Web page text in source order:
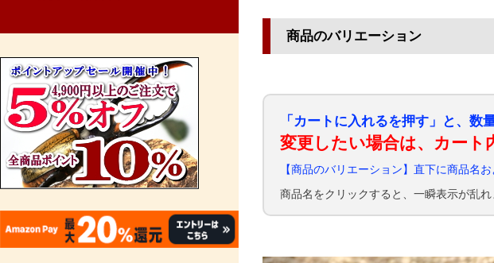
商品のバリエーション
「カートに入れるを押す」と、数
変更したい場合は、カート
【商品のバリエーション】直下に商品名
商品名をクリックすると、一瞬表示が乱れ